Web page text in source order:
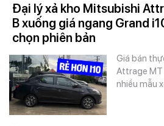
Đại lý xả kho Mitsubishi
B xuống giá ngang Grand
chọn phiên bản
Giá bán
Attrage MT
nhiều mẫu